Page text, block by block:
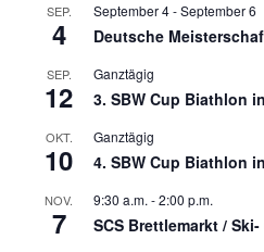
SEP.
4
September 4-September 6
Deutsche
SEP.
12
Ganztägig
3. SBW Cup Biathlon
OKT.
10
Ganztägig
4. SBW Cup Biathlon
NOV.
7
9:30 a.m. -2:00 p.m.
SCS Brettlemarkt /